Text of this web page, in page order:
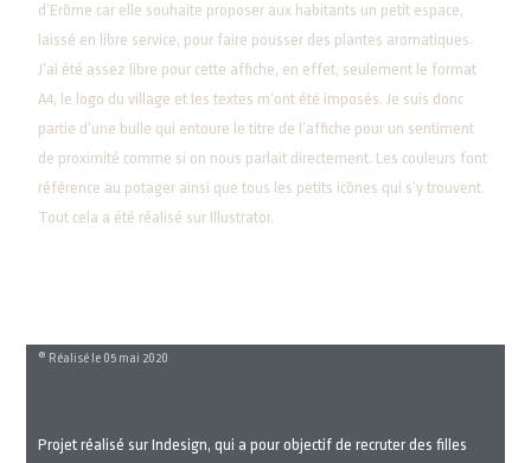
d’Erôme car elle souhaite proposer aux habitants un petit espace,
laissé en libre service, pour faire pousser des plantes aromatiques.
J’ai été assez libre pour cette affiche, en effet, seulement le format
A4, le logo du village et les textes m’ont été imposés. Je suis donc
partie d’une bulle qui entoure le titre de l’affiche pour un sentiment
de proximité comme si on nous parlait directement. Les couleurs font
référence au potager ainsi que tous les petits icônes qui s’y trouvent.
Tout cela a été réalisé sur Illustrator.
® Réalisé le 05 mai 2020
Projet réalisé sur Indesign, qui a pour objectif de recruter des filles